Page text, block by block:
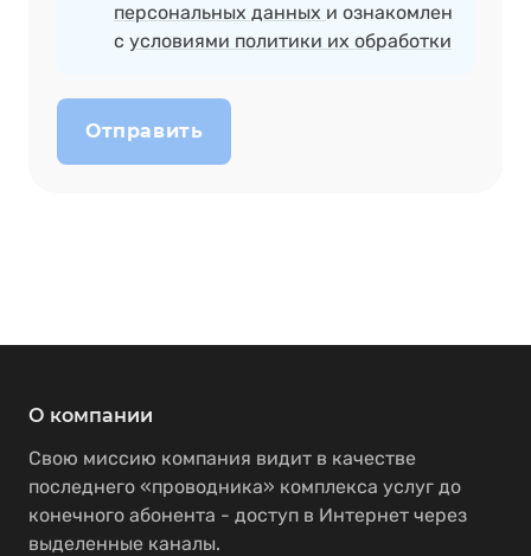
персональных данных и ознакомлен
с условиями политики их обработки
Отправить
О компании
Свою миссию компания видит в качестве
последнего «проводника» комплекса услуг до
конечного абонента - доступ в Интернет через
выделенные каналы.